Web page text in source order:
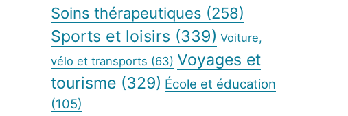
Soins thérapeutiques (258)
Sports et loisirs (339) Voiture,
vélo et transports (63) Voyages et
tourisme (329) École et éducation
(105)